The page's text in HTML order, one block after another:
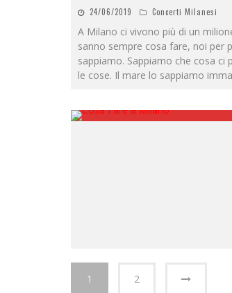
24/06/2019 Concerti Milanesi
A Milano ci vivono più di un
sanno sempre cosa fare, noi per
sappiamo. Sappiamo che cosa ci
le cose. Il mare lo sappiamo imma
1 2